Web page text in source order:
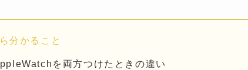
分かること
を両方つけたときの違い